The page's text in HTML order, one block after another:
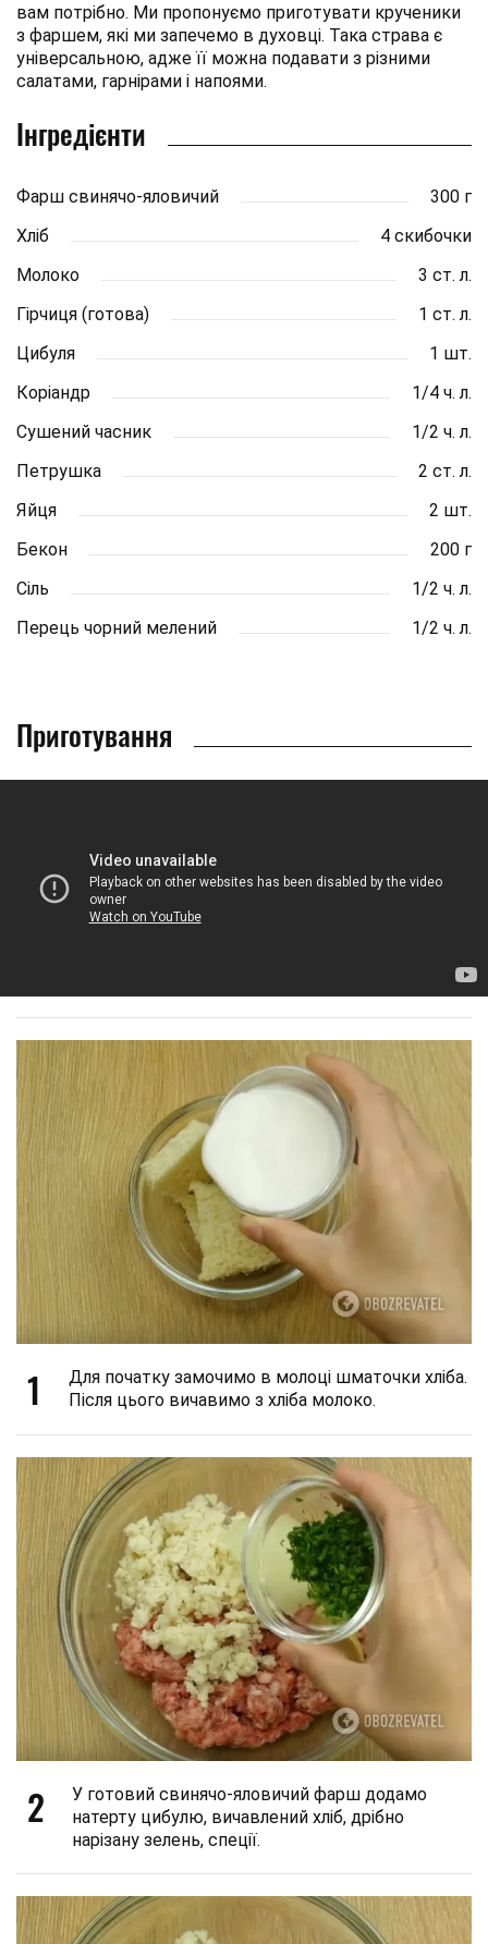
вам потрібно. Ми пропонуємо приготувати крученики
з фаршем, які ми запечемо в духовці. Така страва є
універсальною, адже її можна подавати з різними
салатами, гарнірами і напоями.
Інгредієнти
Фарш свинячо-яловичий
300 г
Хліб
4 скибочки
Молоко
3 ст. л.
Гірчиця (готова)
1 ст. л.
Цибуля
1 шт.
Коріандр
1/4 ч. л.
Сушений часник
1/2 ч. л.
Петрушка
2 ст. л.
Яйця
2 шт.
Бекон
200 г
Сіль
1/2 ч. л.
Перець чорний мелений
1/2 ч. л.
Приготування
1
Для початку замочимо в молоці шматочки хліба.
Після цього вичавимо з хліба молоко.
2
У готовий свинячо-яловичий фарш додамо
натерту цибулю, вичавлений хліб, дрібно
нарізану зелень, спеції.